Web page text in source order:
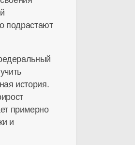
подрастают
история.
примерно
и